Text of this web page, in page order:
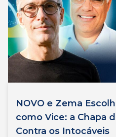
NOVO e Zema
como Vice: a Chapa
Contra os Intocáveis